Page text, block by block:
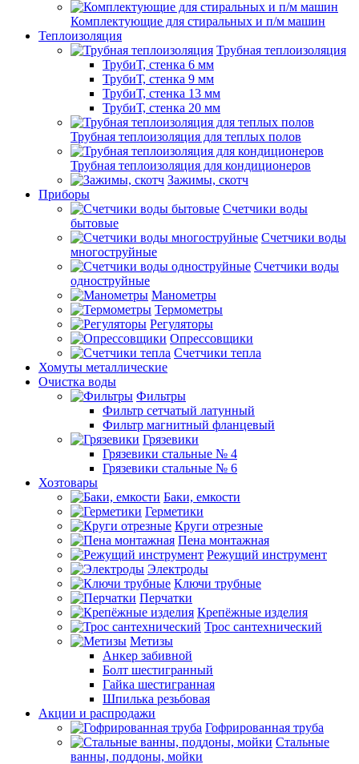
Комплектующие для стиральных и п/м машин
Теплоизоляция
Трубная теплоизоляция
ТрубиТ, стенка 6 мм
ТрубиТ, стенка 9 мм
ТрубиТ, стенка 13 мм
ТрубиТ, стенка 20 мм
Трубная теплоизоляция для теплых полов
Трубная теплоизоляция для кондиционеров
Зажимы, скотч
Приборы
Счетчики воды
бытовые
Счетчики воды
многоструйные
Счетчики воды
одноструйные
Манометры
Термометры
Регуляторы
Опрессовщики
Счетчики тепла
Хомуты металлические
Очистка воды
Фильтры
Фильтр сетчатый латунный
Фильтр магнитный фланцевый
Грязевики
Грязевики стальные № 4
Грязевики стальные № 6
Хозтовары
Баки, емкости
Герметики
Круги отрезные
Пена монтажная
Режущий инструмент
Электроды
Ключи трубные
Перчатки
Крепёжные изделия
Трос сантехнический
Метизы
Анкер забивной
Болт шестигранный
Гайка шестигранная
Шпилька резьбовая
Акции и распродажи
Гофрированная труба
Стальные
ванны, поддоны, мойки